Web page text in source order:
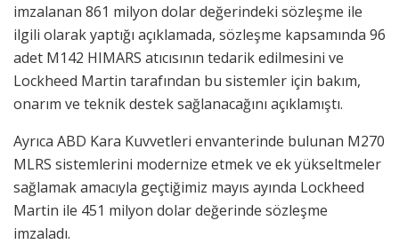
imzalanan 861 milyon dolar değerindeki sözleşme ile
ilgili olarak yaptığı açıklamada, sözleşme kapsamında 96
adet M142 HIMARS atıcısının tedarik edilmesini ve
Lockheed Martin tarafından bu sistemler için bakım,
onarım ve teknik destek sağlanacağını açıklamıştı.
Ayrıca ABD Kara Kuvvetleri envanterinde bulunan M270
MLRS sistemlerini modernize etmek ve ek yükseltmeler
sağlamak amacıyla geçtiğimiz mayıs ayında Lockheed
Martin ile 451 milyon dolar değerinde sözleşme
imzaladı.